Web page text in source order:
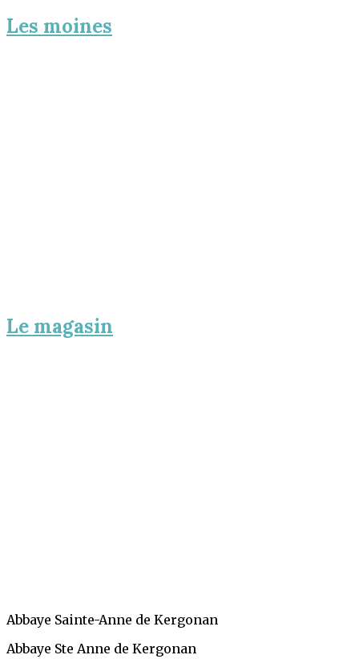
Les moines
Le magasin
Abbaye Sainte-Anne de Kergonan
Abbaye Ste Anne de Kergonan